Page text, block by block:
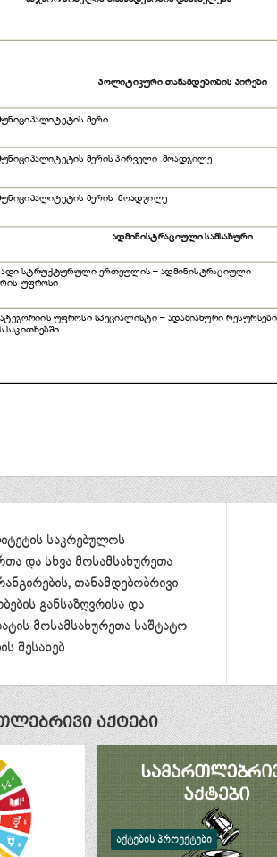
საკრებულოს
და სხვა მოსამსახურეთა
თანამდებობრივი
განსაზღვრისა და
მოსამსახურეთა საშტატო
შესახებ
აქტები
ᲐᲥᲢᲔᲑᲘᲡ ᲞᲠᲝᲔᲥᲢᲔᲑᲘ